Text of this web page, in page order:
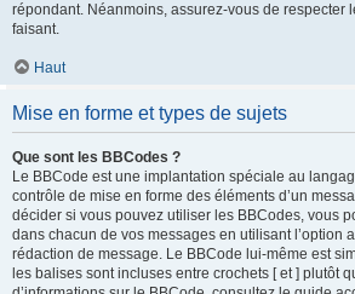
répondant. Néanmoins, assurez-vous de respecter
faisant.
Haut
Mise en forme et types de sujets
Que sont les BBCodes ?
Le BBCode est une implantation spéciale au
contrôle de mise en forme des éléments d’un
décider si vous pouvez utiliser les BBCodes, vous
dans chacun de vos messages en utilisant l’option
rédaction de message. Le BBCode lui-même est
les balises sont incluses entre crochets [ et ] plutôt